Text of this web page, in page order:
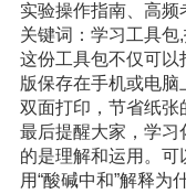
实验操作指南、高频
关键词：学习工具包
这份工具包不仅可以
版保存在手机或电
双面打印，节省纸张
最后提醒大家，学习
的是理解和运用。
用“酸碱中和”解释为